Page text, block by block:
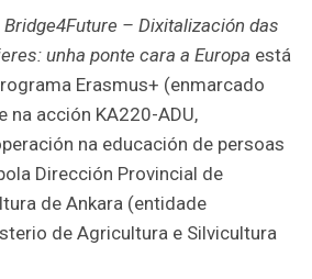
Bridge4Future – Dixitalización das
unha ponte cara a Europa está
Erasmus+ (enmarcado
na acción KA220-ADU,
na educación de persoas
Dirección Provincial de
de Ankara (entidade
de Agricultura e Silvicultura